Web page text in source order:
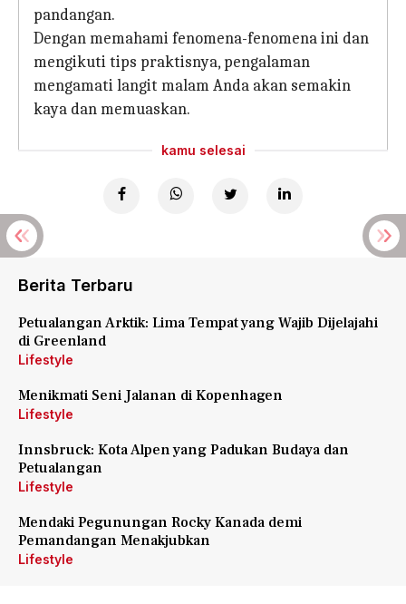
pandangan.
Dengan memahami fenomena-fenomena ini dan
mengikuti tips praktisnya, pengalaman
mengamati langit malam Anda akan semakin
kaya dan memuaskan.
kamu selesai
Berita Terbaru
Petualangan Arktik: Lima Tempat yang Wajib Dijelajahi
di Greenland
Lifestyle
Menikmati Seni Jalanan di Kopenhagen
Lifestyle
Innsbruck: Kota Alpen yang Padukan Budaya dan
Petualangan
Lifestyle
Mendaki Pegunungan Rocky Kanada demi
Pemandangan Menakjubkan
Lifestyle